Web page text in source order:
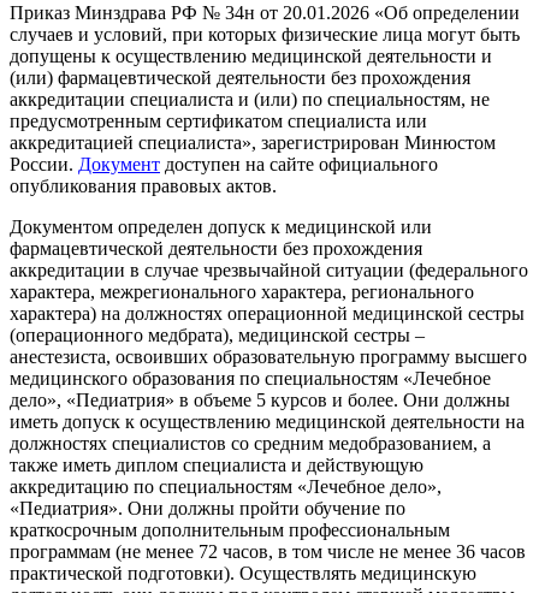
Приказ Минздрава РФ № 34н от 20.01.2026 «Об определении
случаев и условий, при которых физические лица могут быть
допущены к осуществлению медицинской деятельности и
(или) фармацевтической деятельности без прохождения
аккредитации специалиста и (или) по специальностям, не
предусмотренным сертификатом специалиста или
аккредитацией специалиста», зарегистрирован Минюстом
России. Документ доступен на сайте официального
опубликования правовых актов.
Документом определен допуск к медицинской или
фармацевтической деятельности без прохождения
аккредитации в случае чрезвычайной ситуации (федерального
характера, межрегионального характера, регионального
характера) на должностях операционной медицинской сестры
(операционного медбрата), медицинской сестры –
анестезиста, освоивших образовательную программу высшего
медицинского образования по специальностям «Лечебное
дело», «Педиатрия» в объеме 5 курсов и более. Они должны
иметь допуск к осуществлению медицинской деятельности на
должностях специалистов со средним медобразованием, а
также иметь диплом специалиста и действующую
аккредитацию по специальностям «Лечебное дело»,
«Педиатрия». Они должны пройти обучение по
краткосрочным дополнительным профессиональным
программам (не менее 72 часов, в том числе не менее 36 часов
практической подготовки). Осуществлять медицинскую